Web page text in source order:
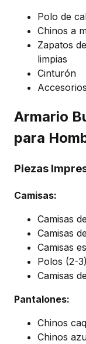
Polo de
Chinos a
Zapatos
limpias
Cinturón
Armario
para
Piezas
Camisas:
Camisas
Camisas
Camisas
Polos (2-3)
Camisas
Pantalones:
Chinos
Chinos